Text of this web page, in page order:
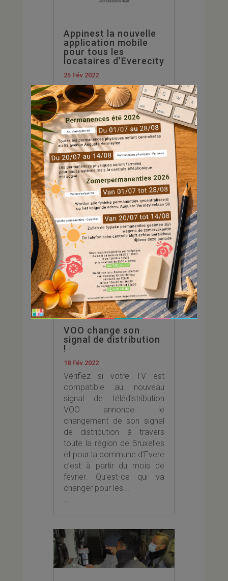
Appinest la nouvelle
application mobile
pour tous les
locataires d’Everecity
25 Fév 2022
Appinest sort de son oeuf
Dès le 1er mars 2022,
l’application Appinest sera
disponible pour tous les
locataires d’Everecity.
Appinest vient compléter
les services déjà proposés
par notre application
MyDigiFlat en les rendant
accessibles grâce à sa
version mobile. Ces...
VOO change son
signal de distribution
!
18 Fév 2022
Vérifiez si votre TV est
compatible au nouveau
signal de télédistribution
VOO annonce le
changement de son signal
de distribution à travers
toute la région de Bruxelles
et pour la commune d’Evere
c’est à partir du mois de
février. Qu’est-ce qui va
changer pour les...